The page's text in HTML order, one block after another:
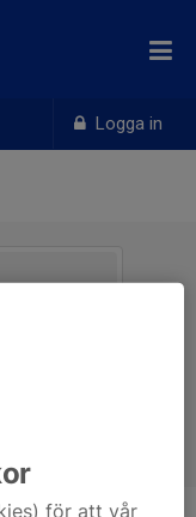
Logga in
för att vår